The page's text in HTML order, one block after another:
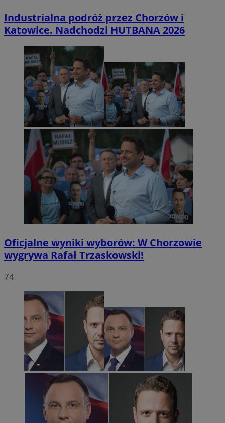
Industrialna podróż przez Chorzów i
Katowice. Nadchodzi HUTBANA 2026
Oficjalne wyniki wyborów: W Chorzowie
wygrywa Rafał Trzaskowski!
74